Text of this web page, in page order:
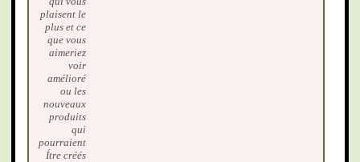
plaisent le
plus et ce
que vous
aimeriez
voir
amélioré
ou les
nouveaux
produits
qui
pourraient
Ítre créés